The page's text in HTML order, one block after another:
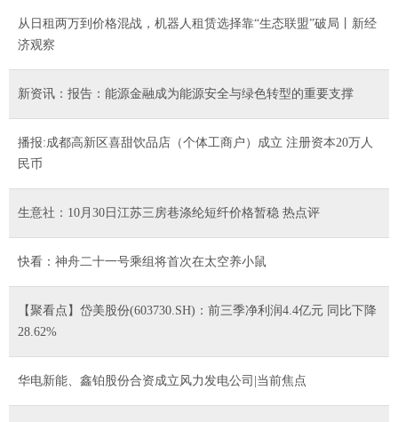
从日租两万到价格混战，机器人租赁选择靠“生态联盟”破局丨新经
济观察
新资讯：报告：能源金融成为能源安全与绿色转型的重要支撑
播报:成都高新区喜甜饮品店（个体工商户）成立 注册资本20万人
民币
生意社：10月30日江苏三房巷涤纶短纤价格暂稳 热点评
快看：神舟二十一号乘组将首次在太空养小鼠
【聚看点】岱美股份(603730.SH)：前三季净利润4.4亿元 同比下降
28.62%
华电新能、鑫铂股份合资成立风力发电公司|当前焦点